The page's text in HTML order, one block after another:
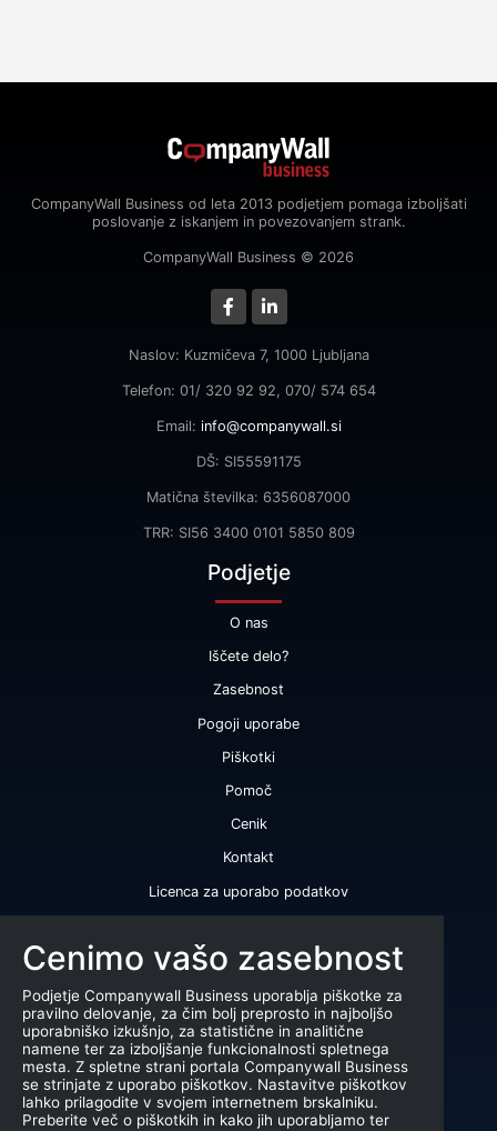
CompanyWall Business od leta 2013 podjetjem pomaga izboljšati
poslovanje z iskanjem in povezovanjem strank.
CompanyWall Business © 2026
Naslov: Kuzmičeva 7, 1000 Ljubljana
Telefon: 01/ 320 92 92, 070/ 574 654
Email: info@companywall.si
DŠ: SI55591175
Matična številka: 6356087000
TRR: SI56 3400 0101 5850 809
Podjetje
O nas
Iščete delo?
Zasebnost
Pogoji uporabe
Piškotki
Pomoč
Cenik
Kontakt
Licenca za uporabo podatkov
Bonitetna ocena
Bonitetno poročilo
Certifikat bonitetne odličnosti
Produkti
Sodelovanje z registrom AJPES
Cenimo vašo zasebnost
Podjetje Companywall Business uporablja piškotke za
pravilno delovanje, za čim bolj preprosto in najboljšo
uporabniško izkušnjo, za statistične in analitične
namene ter za izboljšanje funkcionalnosti spletnega
mesta. Z spletne strani portala Companywall Business
se strinjate z uporabo piškotkov. Nastavitve piškotkov
lahko prilagodite v svojem internetnem brskalniku.
Preberite več o piškotkih in kako jih uporabljamo ter